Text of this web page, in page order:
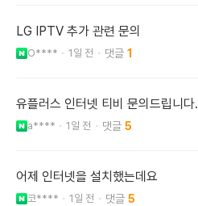
LG IPTV 추가 관련 문의
O**** 1일 전 1
유플러스 인터넷 티비 문의드립니다.
a**** 1일 전 5
어제 인터넷을 설치했는데요
코**** 1일 전 5